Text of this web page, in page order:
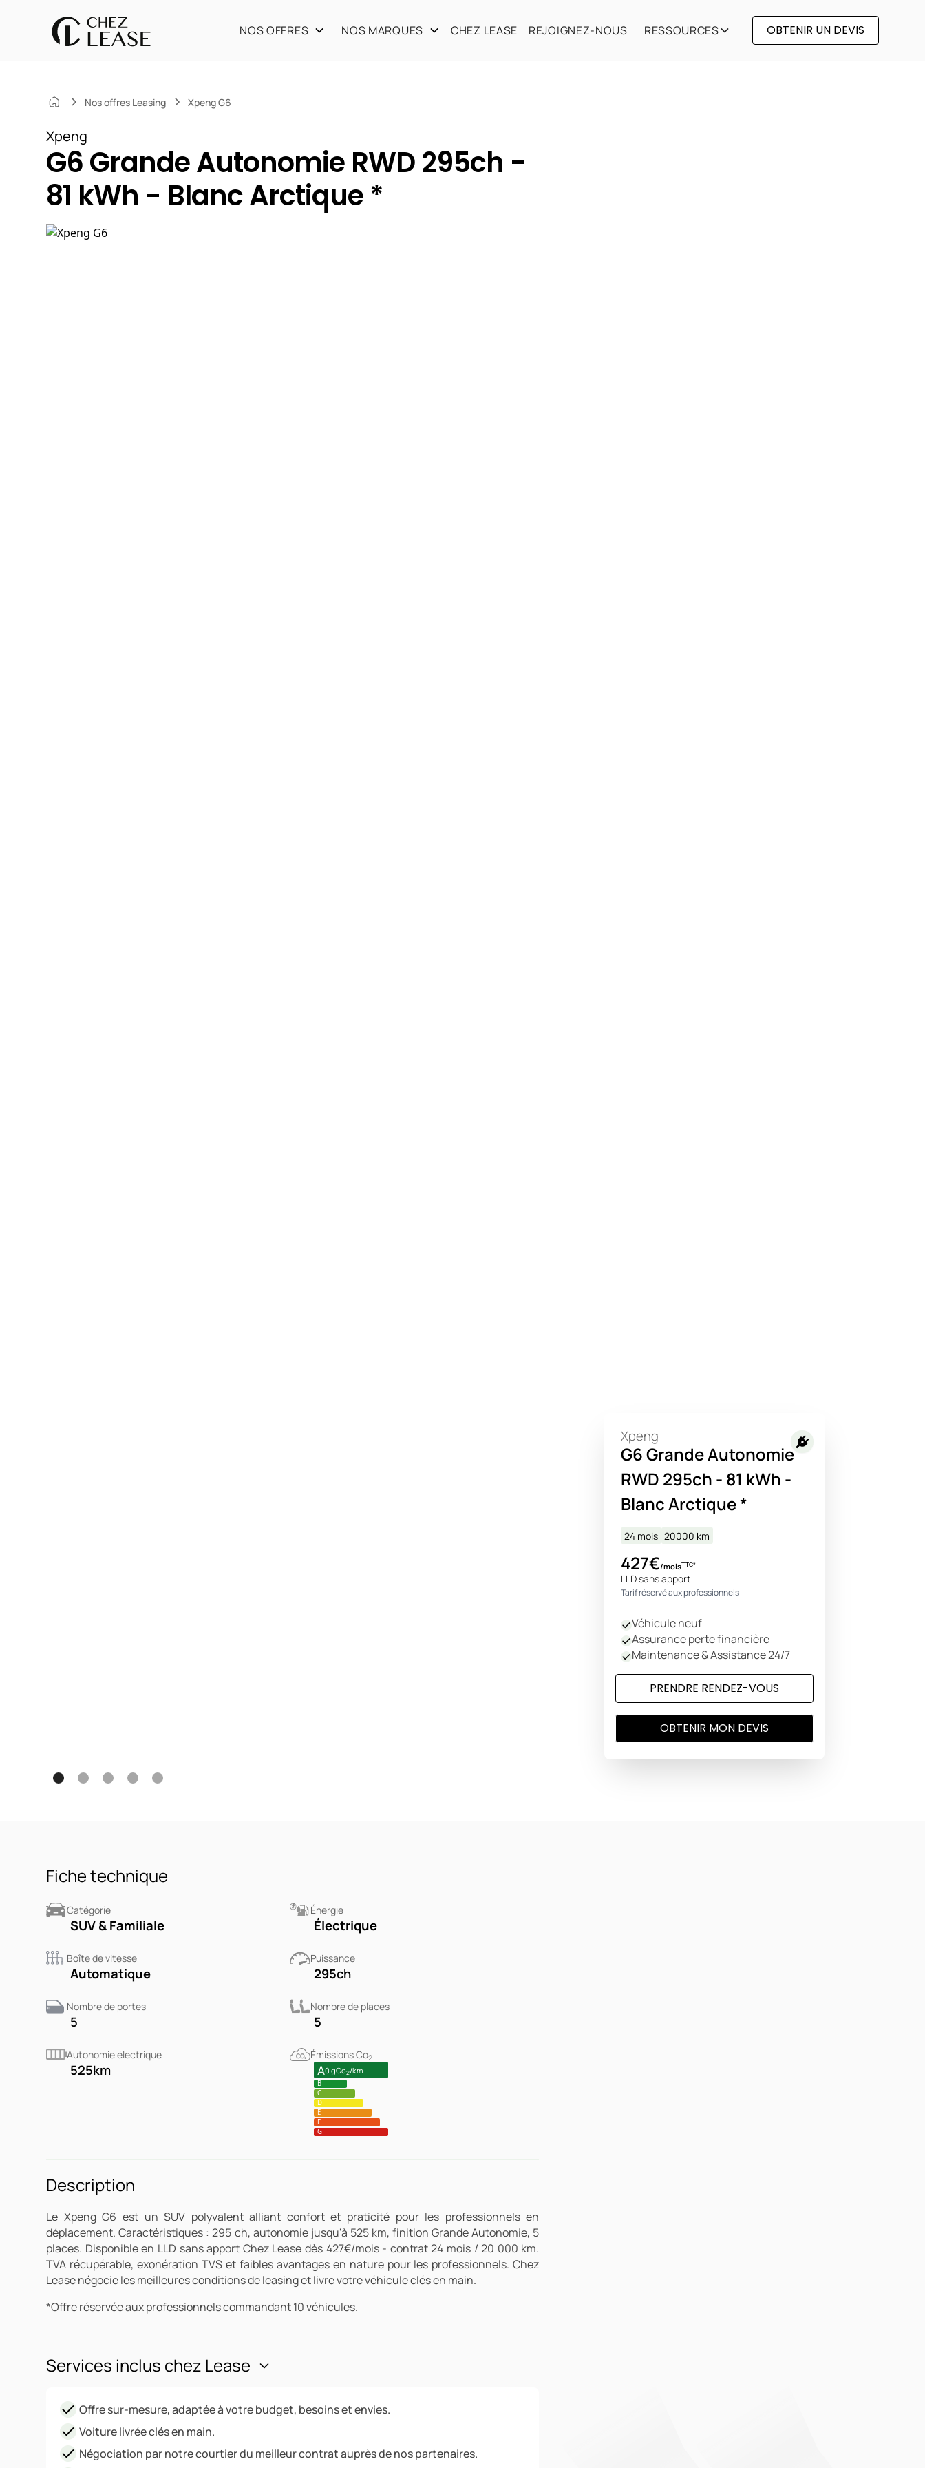
NOS OFFRES NOS MARQUES CHEZ LEASE REJOIGNEZ-NOUS RESSOURCES OBTENIR UN DEVIS
Nos offres Leasing Xpeng G6
Xpeng
G6 Grande Autonomie RWD 295ch -
81 kWh - Blanc Arctique *
Fiche technique
Catégorie
SUV & Familiale
Énergie
Électrique
Boîte de vitesse
Automatique
Puissance
295ch
Nombre de portes
5
Nombre de places
5
Autonomie électrique
525km
Émissions Co2
A0 gCo2/km
B
C
D
E
F
G
Description
Le Xpeng G6 est un SUV polyvalent alliant confort et praticité pour les professionnels en
déplacement. Caractéristiques : 295 ch, autonomie jusqu'à 525 km, finition Grande Autonomie, 5
places. Disponible en LLD sans apport Chez Lease dès 427€/mois - contrat 24 mois / 20 000 km.
TVA récupérable, exonération TVS et faibles avantages en nature pour les professionnels. Chez
Lease négocie les meilleures conditions de leasing et livre votre véhicule clés en main.
*Offre réservée aux professionnels commandant 10 véhicules.
Services inclus chez Lease
Offre sur-mesure, adaptée à votre budget, besoins et envies.
Voiture livrée clés en main.
Négociation par notre courtier du meilleur contrat auprès de nos partenaires.
Xpeng
G6 Grande Autonomie
RWD 295ch - 81 kWh -
Blanc Arctique *
24 mois 20000 km
427€/moisTTC*
LLD sans apport
Tarif réservé aux professionnels
Véhicule neuf
Assurance perte financière
Maintenance & Assistance 24/7
PRENDRE RENDEZ-VOUS
OBTENIR MON DEVIS